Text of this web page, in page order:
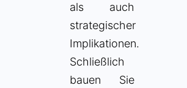
als auch
strategischer
Implikationen.
Schließlich
bauen Sie